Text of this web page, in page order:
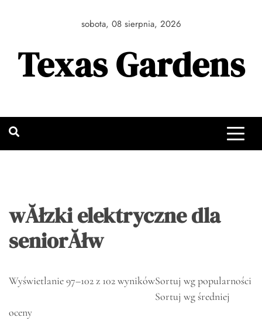
sobota, 08 sierpnia, 2026
Texas Gardens
wĂłzki elektryczne dla
seniorĂłw
Wyświetlanie 97–102 z 102 wynikówSortuj wg popularności
Sortuj wg średniej
oceny